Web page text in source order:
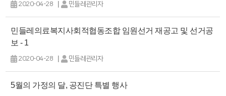
2020-04-28 | 민들레관리자
민들레의료복지사회적협동조합 임원선거 재공고 및 선거공
보 - 1
2020-04-28 | 민들레관리자
5월의 가정의 달, 공진단 특별 행사